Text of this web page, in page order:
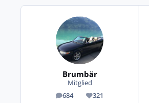
Brumbär
Mitglied
684
Beiträge 321
Reputation